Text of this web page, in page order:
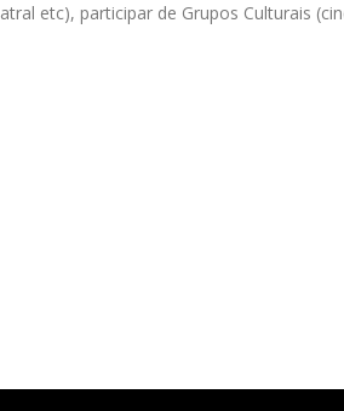
etc), participar de Grupos Culturais